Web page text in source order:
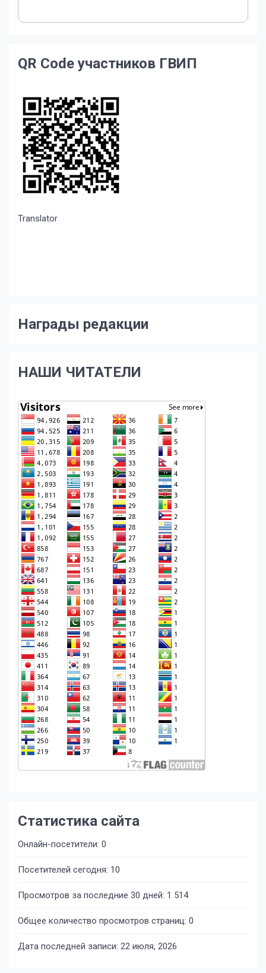
QR Code участников ГВИП
Translator
Награды редакции
НАШИ ЧИТАТЕЛИ
Статистика сайта
Онлайн-посетители: 0
Посетителей сегодня: 10
Просмотров за последние 30 дней: 1 514
Общее количество просмотров страниц: 0
Дата последней записи: 22 июля, 2026